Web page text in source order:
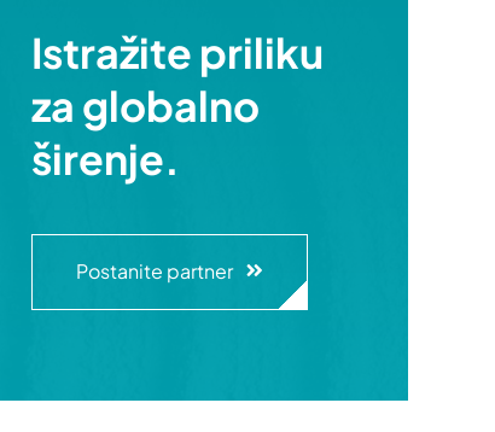
Istražite priliku
za globalno
širenje.
Postanite partner